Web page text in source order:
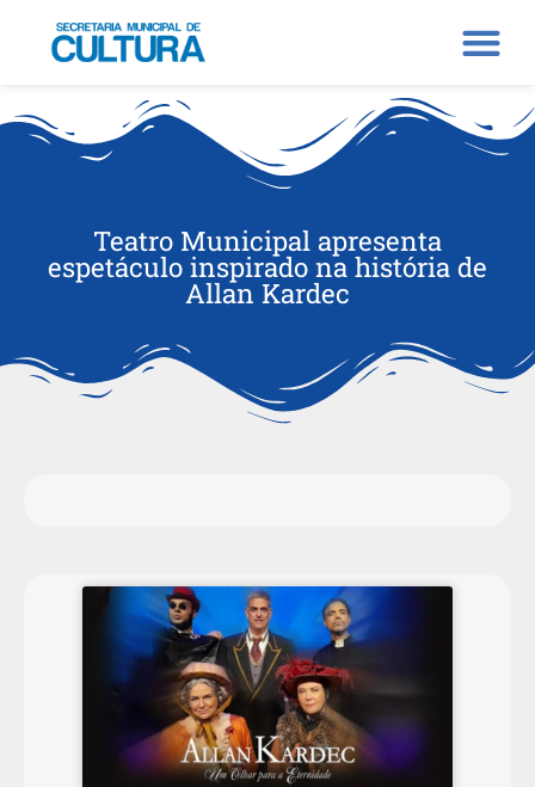
Teatro Municipal apresenta
espetáculo inspirado na história de
Allan Kardec